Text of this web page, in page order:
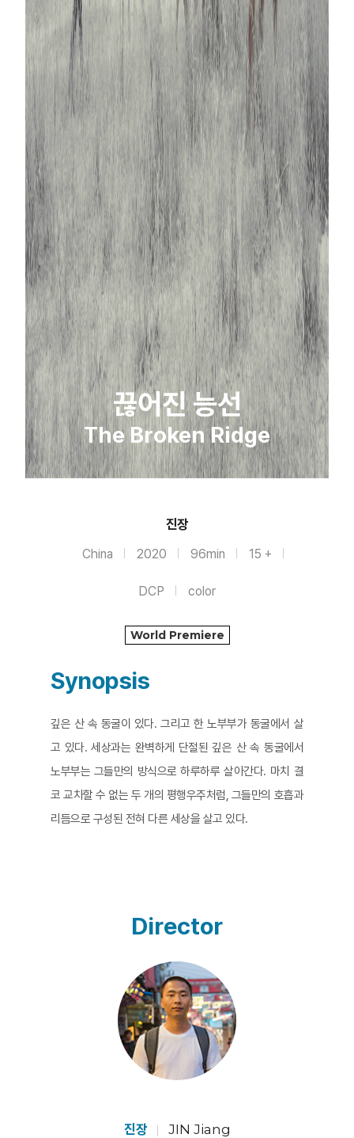
끊어진 능선
The Broken Ridge
진장
China 2020 96min 15 +
DCP color
World Premiere
Synopsis
깊은 산 속 동굴이 있다. 그리고 한 노부부가 동굴에서 살
고 있다. 세상과는 완벽하게 단절된 깊은 산 속 동굴에서
노부부는 그들만의 방식으로 하루하루 살아간다. 마치 결
코 교차할 수 없는 두 개의 평행우주처럼, 그들만의 호흡과
리듬으로 구성된 전혀 다른 세상을 살고 있다.
Director
진장 JIN Jiang